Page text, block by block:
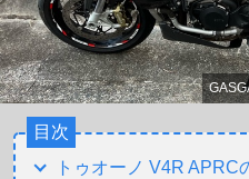
目次
トゥオーノ V4R APRC